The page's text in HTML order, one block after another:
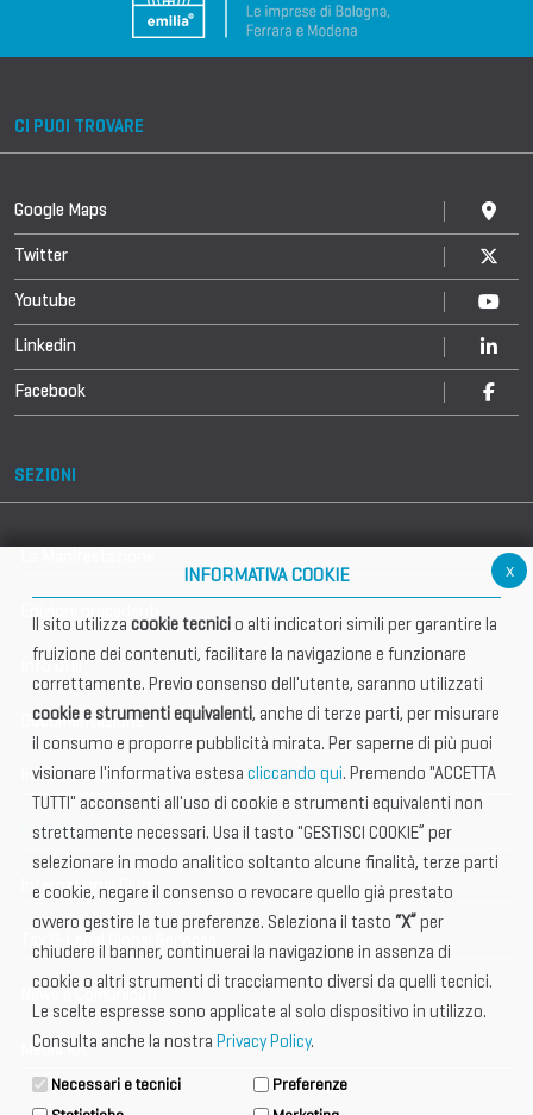
CI PUOI TROVARE
Google Maps
Twitter
Youtube
Linkedin
Facebook
SEZIONI
Info utili
Documentazione
Informazione importante
Vetrina Espositori
International Club
Tax & Legal Global Services
News e Comunicati
Media Kit
x
INFORMATIVA COOKIE
Il sito utilizza cookie tecnicio alti indicatori simili per garantire la
fruizione dei contenuti, facilitare la navigazione e funzionare
correttamente. Previo consenso dell'utente, saranno utilizzati
cookie e strumenti equivalenti, anche di terze parti, per misurare
il consumo e proporre pubblicità mirata. Per saperne di più puoi
visionare l'informativa estesa cliccando qui. Premendo "ACCETTA
TUTTI" acconsenti all'uso di cookie e strumenti equivalenti non
strettamente necessari. Usa il tasto "GESTISCI COOKIE” per
selezionare in modo analitico soltanto alcune finalità, terze parti
e cookie, negare il consenso o revocare quello già prestato
ovvero gestire le tue preferenze. Seleziona il tasto “X” per
chiudere il banner, continuerai la navigazione in assenza di
cookie o altri strumenti di tracciamento diversi da quelli tecnici.
Le scelte espresse sono applicate al solo dispositivo in utilizzo.
Consulta anche la nostra Privacy Policy.
Necessari e tecnici
Preferenze